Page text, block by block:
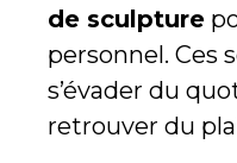
de sculpture
personnel. Ces
s’évader du
retrouver du